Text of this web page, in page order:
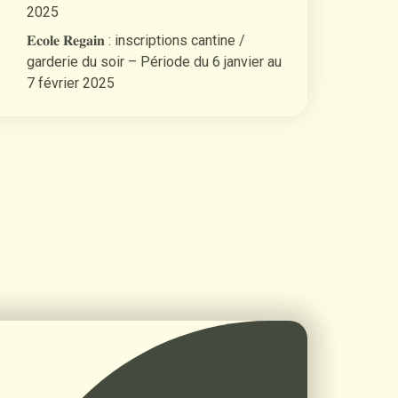
2025
𝐄𝐜𝐨𝐥𝐞 𝐑𝐞𝐠𝐚𝐢𝐧 : inscriptions cantine /
garderie du soir – Période du 6 janvier au
7 février 2025